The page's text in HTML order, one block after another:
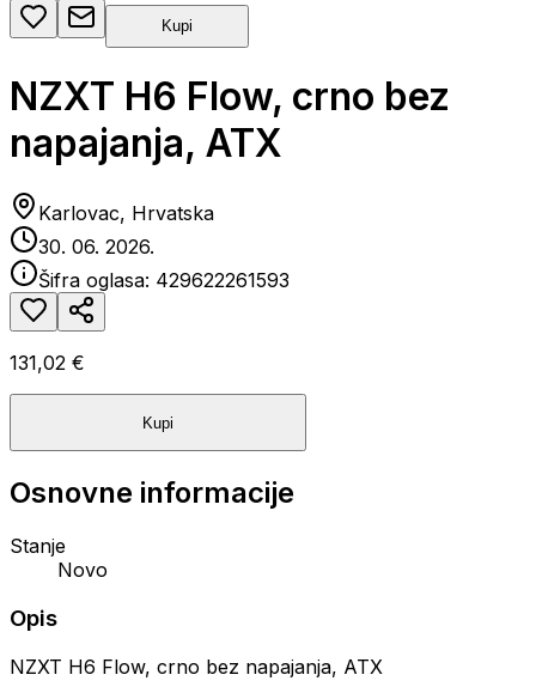
Kupi
NZXT H6 Flow, crno bez
napajanja, ATX
Karlovac, Hrvatska
30. 06. 2026.
Šifra oglasa: 429622261593
131,02 €
Kupi
Osnovne informacije
Stanje
Novo
Opis
NZXT H6 Flow, crno bez napajanja, ATX